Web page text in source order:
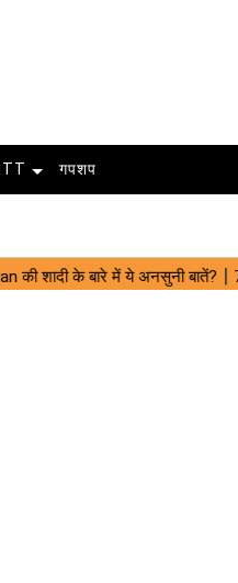
गपशप